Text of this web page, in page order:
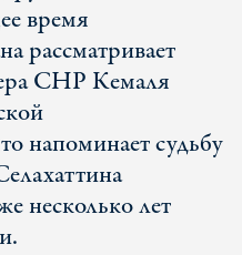
время
рассматривает
CHP Кемаля
напоминает судьбу
несколько лет